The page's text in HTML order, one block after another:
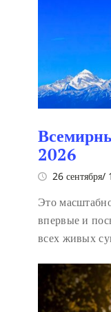
2026
26 сентября/
Это
впервые и
всех живых